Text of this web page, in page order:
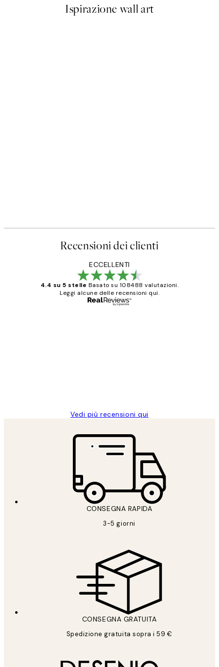
Ispirazione wall art
Recensioni dei clienti
ECCELLENTI
4.4 su 5 stelle Basato su 108488 valutazioni.
Leggi alcune delle recensioni qui.
Vedi più recensioni qui
CONSEGNA RAPIDA
3-5 giorni
CONSEGNA GRATUITA
Spedizione gratuita sopra i 59 €